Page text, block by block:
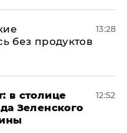
без продуктов
13:28
в столице
Зеленского
12:52